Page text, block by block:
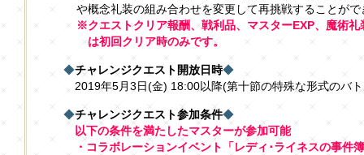
や概念礼装の組み合わせを変更して再挑戦することがで
※クエストクリア報酬、戦利品、マスターEXP、魔術
は初回クリア時のみです。
◆チャレンジクエスト開放日時◆
2019年5月3日(金) 18:00以降(第十節の特殊な形式のバ
◆チャレンジクエスト参加条件◆
以下の条件を満たしたマスターが参加可能
・コラボレーションイベント「レディ･ライネスの事件